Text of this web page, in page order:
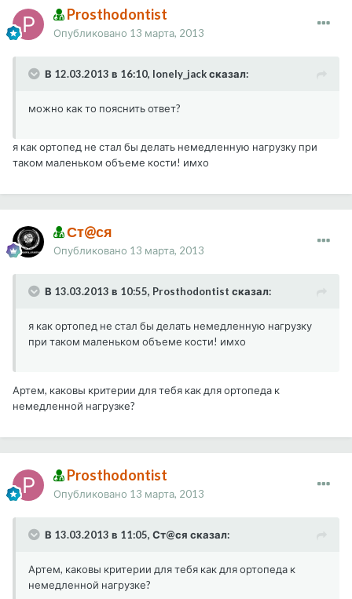
Prosthodontist
Опубликовано 13 марта, 2013
В 12.03.2013 в 16:10, lonely_jack сказал:
можно как то пояснить ответ?
я как ортопед не стал бы делать немедленную нагрузку при
таком маленьком объеме кости! имхо
Ст@ся
Опубликовано 13 марта, 2013
В 13.03.2013 в 10:55, Prosthodontist сказал:
я как ортопед не стал бы делать немедленную нагрузку
при таком маленьком объеме кости! имхо
Артем, каковы критерии для тебя как для ортопеда к
немедленной нагрузке?
Prosthodontist
Опубликовано 13 марта, 2013
В 13.03.2013 в 11:05, Ст@ся сказал:
Артем, каковы критерии для тебя как для ортопеда к
немедленной нагрузке?